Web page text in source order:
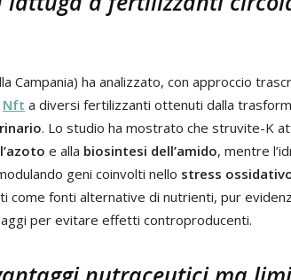
Campania) ha analizzato, con approccio
Nft a diversi fertilizzanti ottenuti dalla
. Lo studio ha mostrato che struvite-K
e alla biosintesi dell’amido, mentre
geni coinvolti nello stress
come fonti alternative di nutrienti, pur
per evitare effetti controproducenti.